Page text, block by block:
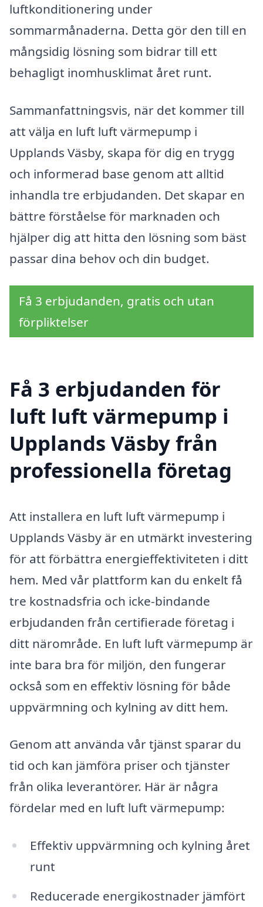
luftkonditionering under
sommarmånaderna. Detta gör den till en
mångsidig lösning som bidrar till ett
behagligt inomhusklimat året runt.
Sammanfattningsvis, när det kommer till
att välja en luft luft värmepump i
Upplands Väsby, skapa för dig en trygg
och informerad base genom att alltid
inhandla tre erbjudanden. Det skapar en
bättre förståelse för marknaden och
hjälper dig att hitta den lösning som bäst
passar dina behov och din budget.
Få 3 erbjudanden, gratis och utan
förpliktelser
Få 3 erbjudanden för
luft luft värmepump i
Upplands Väsby från
professionella företag
Att installera en luft luft värmepump i
Upplands Väsby är en utmärkt investering
för att förbättra energieffektiviteten i ditt
hem. Med vår plattform kan du enkelt få
tre kostnadsfria och icke-bindande
erbjudanden från certifierade företag i
ditt närområde. En luft luft värmepump är
inte bara bra för miljön, den fungerar
också som en effektiv lösning för både
uppvärmning och kylning av ditt hem.
Genom att använda vår tjänst sparar du
tid och kan jämföra priser och tjänster
från olika leverantörer. Här är några
fördelar med en luft luft värmepump:
Effektiv uppvärmning och kylning året
runt
Reducerade energikostnader jämfört